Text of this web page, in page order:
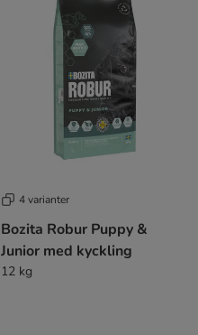
4 varianter
Bozita Robur Puppy &
Junior med kyckling
12 kg